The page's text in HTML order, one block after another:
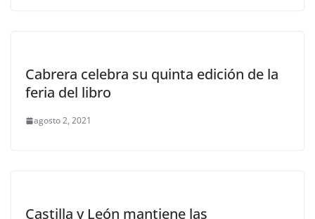
Cabrera celebra su quinta edición de la
feria del libro
agosto 2, 2021
Castilla y León mantiene las